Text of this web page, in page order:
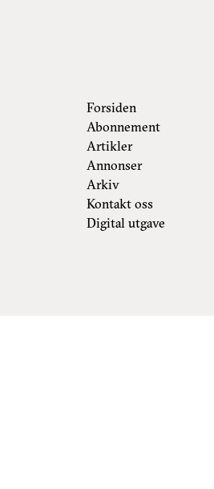
Forsiden
Abonnement
Artikler
Annonser
Arkiv
Kontakt oss
Digital utgave